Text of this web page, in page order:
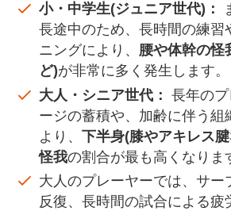
小・中学生(ジュニア世代)：
長途中のため、長時間の練習
ニングにより、 腰や体幹の怪
ど)が非常に多く発生します。
大人・シニア世代： 長年の
ージの蓄積や、加齢に伴う組
より、下半身(膝やアキレス
怪我の割合が最も高くなりま
大人のプレーヤーでは、サー
反復、長時間の試合による疲